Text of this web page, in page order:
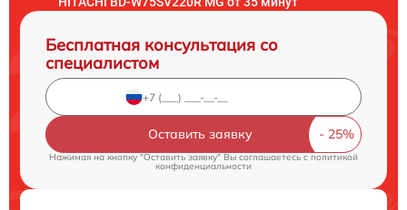
Бесплатная консультация со
специалистом
Оставить заявку
Нажимая на кнопку "Оставить заявку" Вы соглашаетесь cполитикой
конфиденциальности